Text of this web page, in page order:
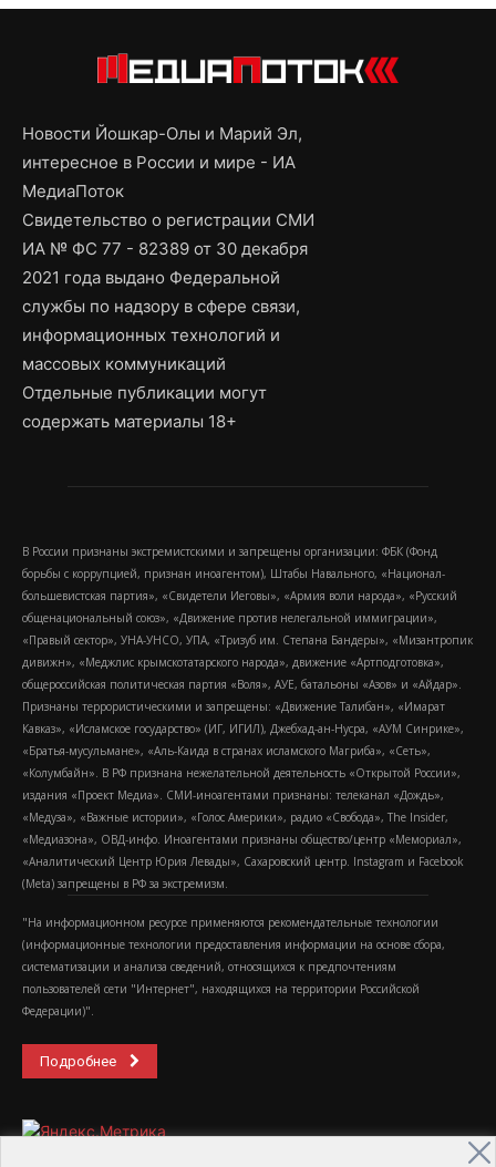
Новости Йошкар-Олы и Марий Эл,
интересное в России и мире - ИА
МедиаПоток
Свидетельство о регистрации СМИ
ИА № ФС 77 - 82389 от 30 декабря
2021 года выдано Федеральной
службы по надзору в сфере связи,
информационных технологий и
массовых коммуникаций
Отдельные публикации могут
содержать материалы 18+
В России признаны экстремистскими и запрещены организации: ФБК (Фонд
борьбы с коррупцией, признан иноагентом), Штабы Навального, «Национал-
большевистская партия», «Свидетели Иеговы», «Армия воли народа», «Русский
общенациональный союз», «Движение против нелегальной иммиграции»,
«Правый сектор», УНА-УНСО, УПА, «Тризуб им. Степана Бандеры», «Мизантропик
дивижн», «Меджлис крымскотатарского народа», движение «Артподготовка»,
общероссийская политическая партия «Воля», АУЕ, батальоны «Азов» и «Айдар».
Признаны террористическими и запрещены: «Движение Талибан», «Имарат
Кавказ», «Исламское государство» (ИГ, ИГИЛ), Джебхад-ан-Нусра, «АУМ Синрике»,
«Братья-мусульмане», «Аль-Каида в странах исламского Магриба», «Сеть»,
«Колумбайн». В РФ признана нежелательной деятельность «Открытой России»,
издания «Проект Медиа». СМИ-иноагентами признаны: телеканал «Дождь»,
«Медуза», «Важные истории», «Голос Америки», радио «Свобода», The Insider,
«Медиазона», ОВД-инфо. Иноагентами признаны общество/центр «Мемориал»,
«Аналитический Центр Юрия Левады», Сахаровский центр. Instagram и Facebook
(Metа) запрещены в РФ за экстремизм.
"На информационном ресурсе применяются рекомендательные технологии
(информационные технологии предоставления информации на основе сбора,
систематизации и анализа сведений, относящихся к предпочтениям
пользователей сети "Интернет", находящихся на территории Российской
Федерации)".
Подробнее